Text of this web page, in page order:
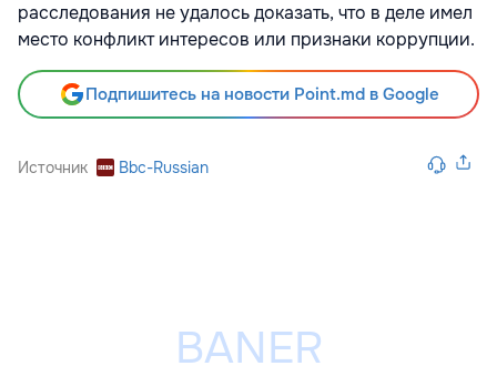
расследования не удалось доказать, что в деле имел
место конфликт интересов или признаки коррупции.
Подпишитесь на новости Point.md в Google
Источник Bbc-Russian